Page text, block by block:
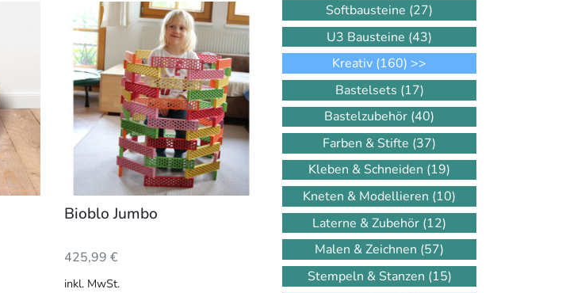
Bioblo Jumbo
425,99 €
inkl. MwSt.
Dieses
Produkt
weist
mehrere
Varianten
auf.
Die
Optionen
können
der
Produktseite
werden
Softbausteine (27)
U3 Bausteine (43)
Kreativ (160) >>
Bastelsets (17)
Bastelzubehör (40)
Farben & Stifte (37)
Kleben & Schneiden (19)
Kneten & Modellieren (10)
Laterne & Zubehör (12)
Malen & Zeichnen (57)
Stempeln & Stanzen (15)